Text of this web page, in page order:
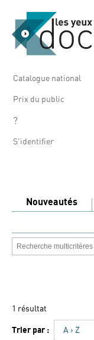
Catalogue national
Prix du public
?
S'identifier
Nouveautés
1 résultat
Trier par : A › Z